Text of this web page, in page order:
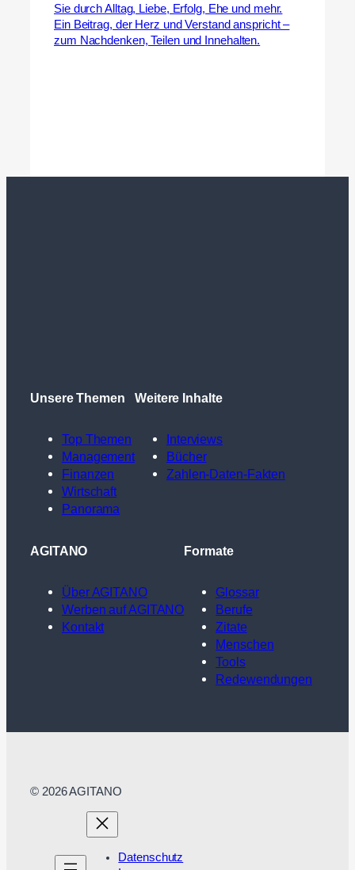
Sie durch Alltag, Liebe, Erfolg, Ehe und mehr.
Ein Beitrag, der Herz und Verstand anspricht –
zum Nachdenken, Teilen und Innehalten.
Unsere Themen
Top Themen
Management
Finanzen
Wirtschaft
Panorama
Weitere Inhalte
Interviews
Bücher
Zahlen-Daten-Fakten
AGITANO
Über AGITANO
Werben auf AGITANO
Kontakt
Formate
Glossar
Berufe
Zitate
Menschen
Tools
Redewendungen
© 2026 AGITANO
Datenschutz